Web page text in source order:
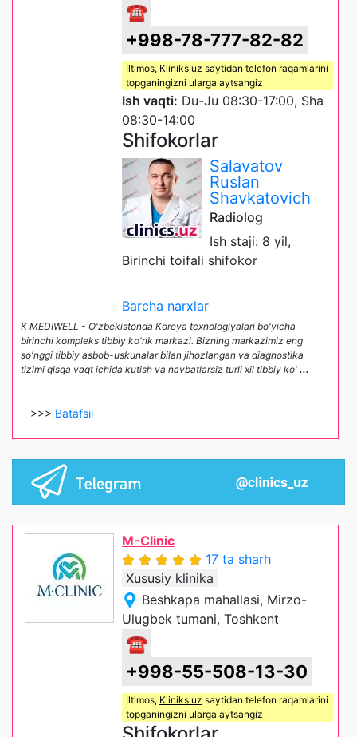
☎
+998-78-777-82-82
Iltimos, Kliniks uz saytidan telefon raqamlarini
topganingizni ularga aytsangiz
Ish vaqti: Du-Ju 08:30-17:00, Sha
08:30-14:00
Shifokorlar
Salavatov
Ruslan
Shavkatovich
Radiolog
Ish staji: 8 yil,
Birinchi toifali shifokor
Barcha narxlar
K MEDIWELL - O'zbekistonda Koreya texnologiyalari bo'yicha
birinchi kompleks tibbiy ko'rik markazi. Bizning markazimiz eng
so'nggi tibbiy asbob-uskunalar bilan jihozlangan va diagnostika
tizimi qisqa vaqt ichida kutish va navbatlarsiz turli xil tibbiy ko' ...
>>> Batafsil
M-Clinic
17 ta sharh
Xususiy klinika
Beshkapa mahallasi, Mirzo-
Ulugbek tumani, Toshkent
☎
+998-55-508-13-30
Iltimos, Kliniks uz saytidan telefon raqamlarini
topganingizni ularga aytsangiz